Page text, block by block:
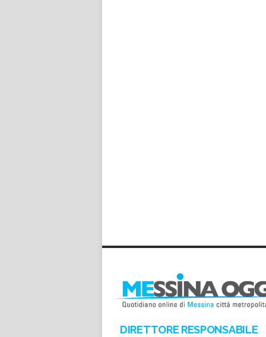
DIRETTORE RESPONSABILE